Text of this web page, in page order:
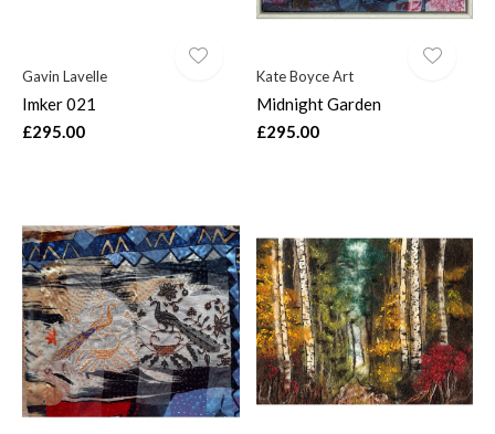
Gavin Lavelle
Imker 021
£295.00
Kate Boyce Art
Midnight Garden
£295.00